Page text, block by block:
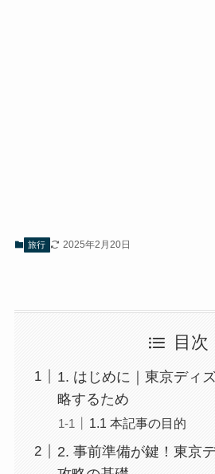
旅行 2025年2月20日
目次
1. はじめに｜東京ディ
略するため
1.1 本記事の目的
2. 事前準備が鍵！東京